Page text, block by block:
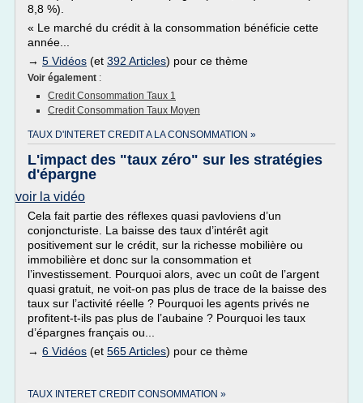
8,8 %).
« Le marché du crédit à la consommation bénéficie cette
année...
→ 5 Vidéos (et 392 Articles) pour ce thème
Voir également :
Credit Consommation Taux 1
Credit Consommation Taux Moyen
TAUX D'INTERET CREDIT A LA CONSOMMATION »
L'impact des "taux zéro" sur les stratégies
d'épargne
voir la vidéo
Cela fait partie des réflexes quasi pavloviens d’un
conjoncturiste. La baisse des taux d’intérêt agit
positivement sur le crédit, sur la richesse mobilière ou
immobilière et donc sur la consommation et
l’investissement. Pourquoi alors, avec un coût de l’argent
quasi gratuit, ne voit-on pas plus de trace de la baisse des
taux sur l’activité réelle ? Pourquoi les agents privés ne
profitent-t-ils pas plus de l’aubaine ? Pourquoi les taux
d’épargnes français ou...
→ 6 Vidéos (et 565 Articles) pour ce thème
TAUX INTERET CREDIT CONSOMMATION »